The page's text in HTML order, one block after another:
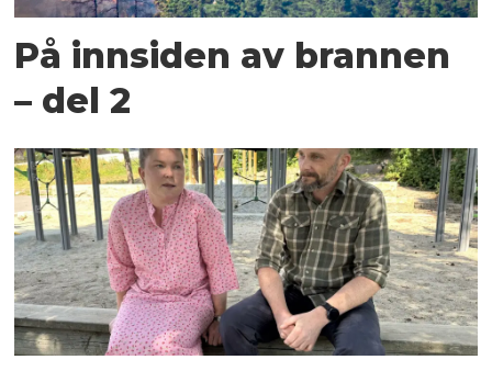
På innsiden av brannen
– del 2